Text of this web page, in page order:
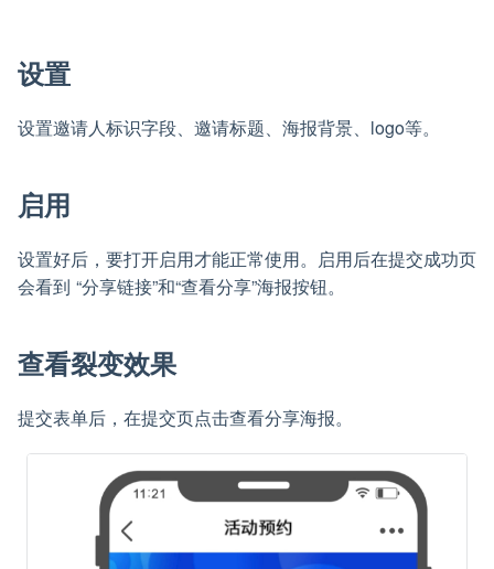
设置
设置邀请人标识字段、邀请标题、海报背景、logo等。
启用
设置好后，要打开启用才能正常使用。启用后在提交成功页
会看到 “分享链接”和“查看分享”海报按钮。
查看裂变效果
提交表单后，在提交页点击查看分享海报。